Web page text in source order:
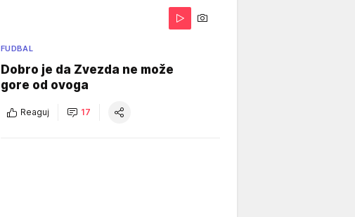
FUDBAL
Dobro je da Zvezda ne može
gore od ovoga
Reaguj 17